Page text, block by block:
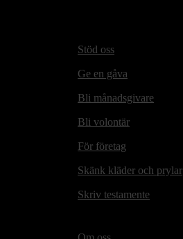
Stöd oss
Ge en gåva
Bli månadsgivare
Bli volontär
För företag
Skänk kläder och prylar
Skriv testamente